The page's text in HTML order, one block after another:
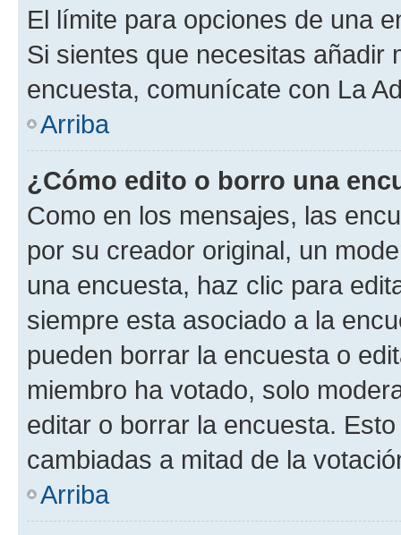
El límite para opciones de una
Si sientes que necesitas añadir
encuesta, comunícate con La
Arriba
¿Cómo edito o borro una
Como en los mensajes, las
por su creador original, un
una encuesta, haz clic para
siempre esta asociado a la
pueden borrar la encuesta o
miembro ha votado, solo
editar o borrar la encuesta.
cambiadas a mitad de la
Arriba